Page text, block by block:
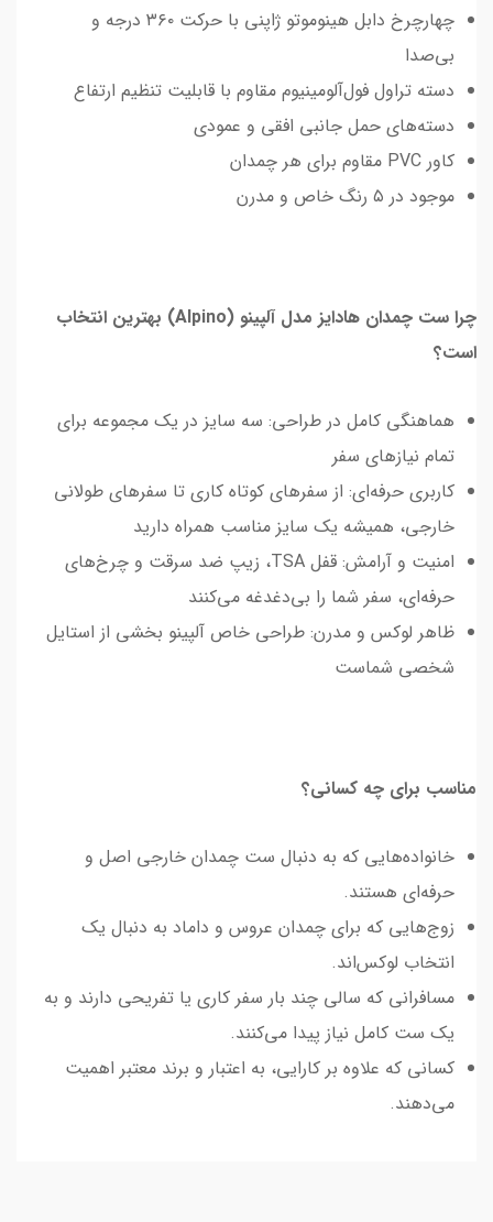
چهارچرخ دابل هینوموتو ژاپنی با حرکت ۳۶۰ درجه و
بی‌صدا
دسته تراول فول‌آلومینیوم مقاوم با قابلیت تنظیم ارتفاع
دسته‌های حمل جانبی افقی و عمودی
کاور PVC مقاوم برای هر چمدان
موجود در ۵ رنگ خاص و مدرن
چرا ست چمدان هادایز مدل آلپینو (Alpino) بهترین انتخاب
است؟
هماهنگی کامل در طراحی: سه سایز در یک مجموعه برای
تمام نیازهای سفر
کاربری حرفه‌ای: از سفرهای کوتاه کاری تا سفرهای طولانی
خارجی، همیشه یک سایز مناسب همراه دارید
امنیت و آرامش: قفل TSA، زیپ ضد سرقت و چرخ‌های
حرفه‌ای، سفر شما را بی‌دغدغه می‌کنند
ظاهر لوکس و مدرن: طراحی خاص آلپینو بخشی از استایل
شخصی شماست
مناسب برای چه کسانی؟
خانواده‌هایی که به دنبال ست چمدان خارجی اصل و
حرفه‌ای هستند.
زوج‌هایی که برای چمدان عروس و داماد به دنبال یک
انتخاب لوکس‌اند.
مسافرانی که سالی چند بار سفر کاری یا تفریحی دارند و به
یک ست کامل نیاز پیدا می‌کنند.
کسانی که علاوه بر کارایی، به اعتبار و برند معتبر اهمیت
می‌دهند.